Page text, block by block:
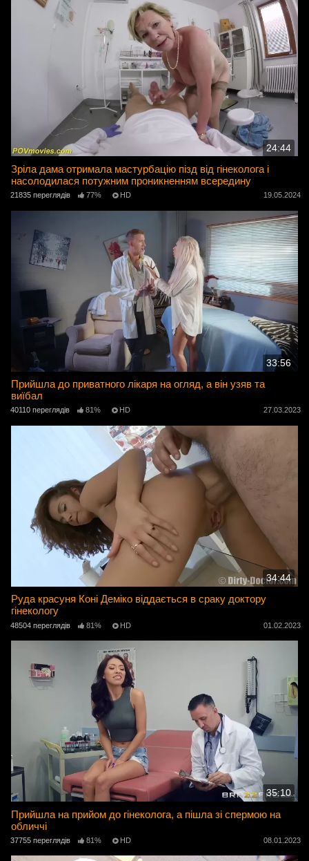
24:44
Зріла дама отримала мастурбацію пізд від гінеколога і
насолодилася потужним проникненням всередину
21835 переглядів 77% HD 19.05.2024
33:56
Прийшла до приватного лікаря на огляд, а він узяв та
виїбал
40110 переглядів 81% HD 27.03.2023
34:44
Руда красуня Коні Деміко віддається в сраку доктору
гінекологу
48504 переглядів 81% HD 01.02.2023
35:10
Прийшла на прийом до гінеколога, а пішла зі спермою на
обличчі
37755 переглядів 81% HD 08.01.2023